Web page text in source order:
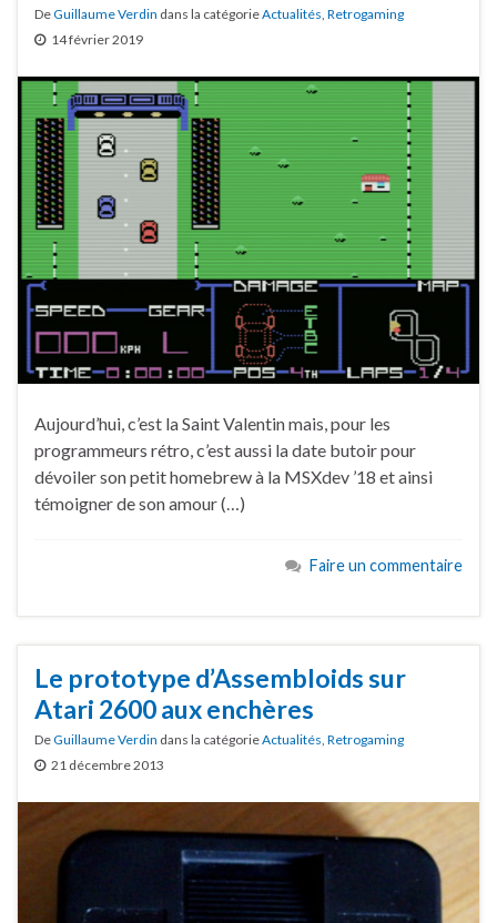
DeGuillaume Verdin dans la catégorieActualités Retrogaming
14 février 2019
Aujourd’hui, c’est la Saint Valentin mais, pour les
programmeurs rétro, c’est aussi la date butoir pour
dévoiler son petit homebrew à la MSXdev ’18 et ainsi
témoigner de son amour (…)
Faire un commentaire
Le prototype d’Assembloids sur
Atari 2600 aux enchères
DeGuillaume Verdin dans la catégorieActualités Retrogaming
21 décembre 2013